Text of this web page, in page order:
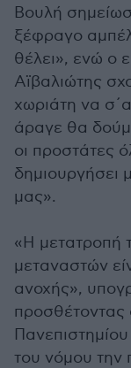
Βουλή
ξέφραγο
θέλει», ενώ ο
Αϊβαλιώτης
χωριάτη να
άραγε θα
οι προστάτες
δημιουργήσει
μας».
«Η μετατροπή
μεταναστών
ανοχής»,
προσθέτοντας
του νόμου την